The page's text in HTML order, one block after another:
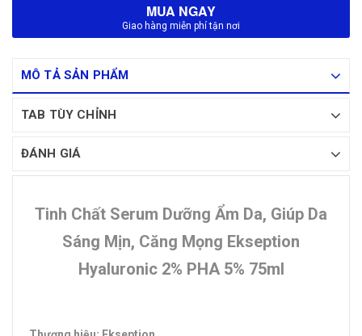
MUA NGAY
Giao hàng miễn phí tận nơi
MÔ TẢ SẢN PHẨM
TAB TÙY CHỈNH
ĐÁNH GIÁ
Tinh Chất Serum Dưỡng Ẩm Da, Giúp Da
Sáng Mịn, Căng Mọng Ekseption
Hyaluronic 2% PHA 5% 75ml